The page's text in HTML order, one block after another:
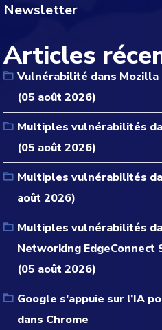
Newsletter
Articles
Vulnérabilité dans
(05 août 2026)
Multiples vulnérabilités
(05 août 2026)
Multiples vulnérabilités
août 2026)
Multiples vulnérabilités
Networking EdgeConnect
(05 août 2026)
Google s’appuie sur l’IA
dans Chrome